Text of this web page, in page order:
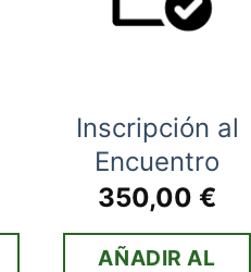
Inscripción al
Encuentro
350,00 €
AÑADIR AL